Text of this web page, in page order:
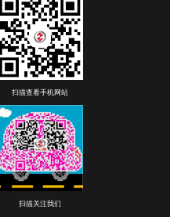
扫描查看手机网站
扫描关注我们